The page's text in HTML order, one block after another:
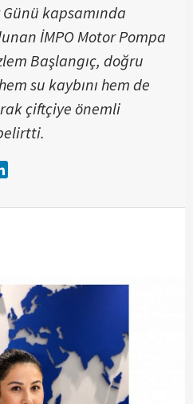
kapsamında
İMPO Motor Pompa
Başlangıç, doğru
su kaybını hem de
çiftçiye önemli